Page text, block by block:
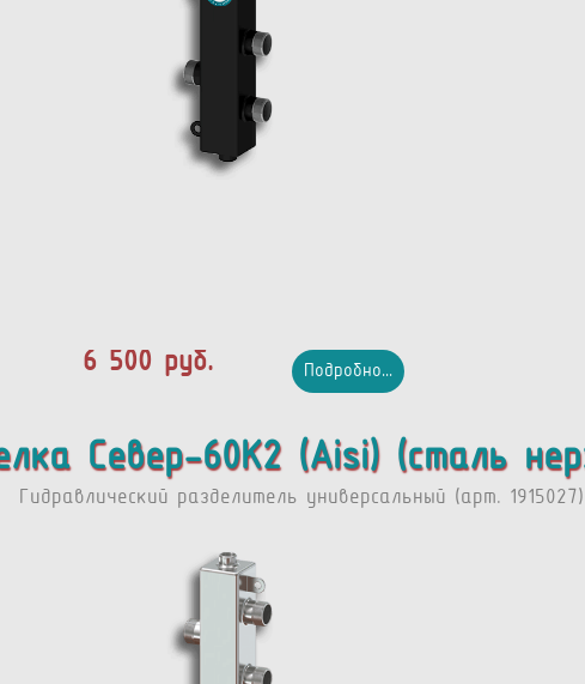
6 500 руб. Подробно...
Север-60К2 (Aisi) (сталь
Гидравлический разделитель универсальный (арт. 1915027)